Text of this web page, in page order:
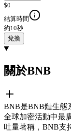
$0
結算時間
約10秒
兌換
關於BNB
BNB是BNB鏈生態
全球加密活動中最
吐量著稱，BNB支